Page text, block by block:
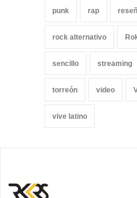
punk rap
rock alternativo
sencillo streaming
torreón video
vive latino